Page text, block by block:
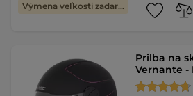
Výmena veľkosti zadarmo
Prilba na
Vernante -